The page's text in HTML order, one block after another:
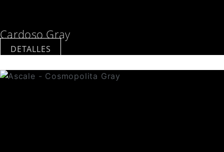
Cardoso Gray
DETALLES